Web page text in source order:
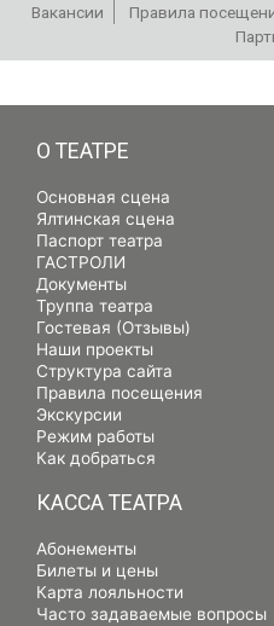
Вакансии
Правила
О ТЕАТРЕ
Основная сцена
Ялтинская сцена
Паспорт театра
ГАСТРОЛИ
Документы
Труппа театра
Гостевая (Отзывы)
Наши проекты
Структура сайта
Правила посещения
Экскурсии
Режим работы
Как добраться
КАССА ТЕАТРА
Абонементы
Билеты и цены
Карта лояльности
Часто задаваемые вопросы